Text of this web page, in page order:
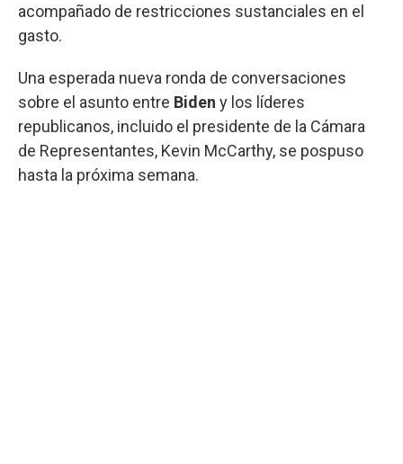
acompañado de restricciones sustanciales en el
gasto.
Una esperada nueva ronda de conversaciones
sobre el asunto entre Biden y los líderes
republicanos, incluido el presidente de la Cámara
de Representantes, Kevin McCarthy, se pospuso
hasta la próxima semana.